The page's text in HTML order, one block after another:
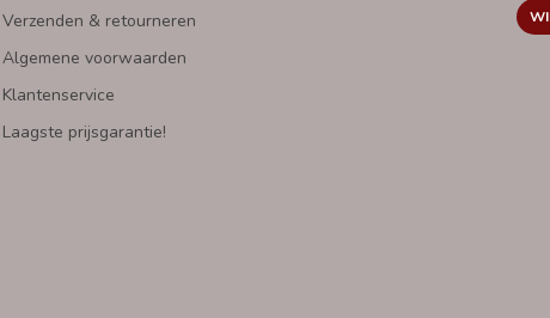
Verzenden & retourneren
Algemene voorwaarden
Klantenservice
Laagste prijsgarantie!